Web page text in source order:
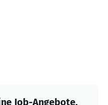
Job-Angebote.